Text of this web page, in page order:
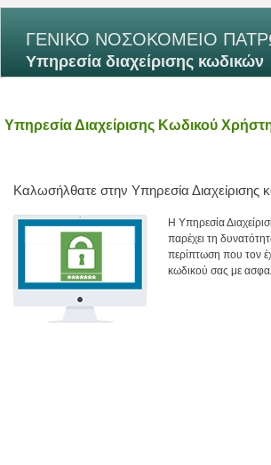
ΓΕΝΙΚΟ ΝΟΣΟΚΟΜΕΙΟ
Υπηρεσία διαχείρισης κωδικών
Υπηρεσία Διαχείρισης Κωδικού
Καλωσήλθατε στην Υπηρεσία Διαχείρισης
H Υπηρεσία
παρέχει τη
περίπτωση που τον
κωδικού σας με